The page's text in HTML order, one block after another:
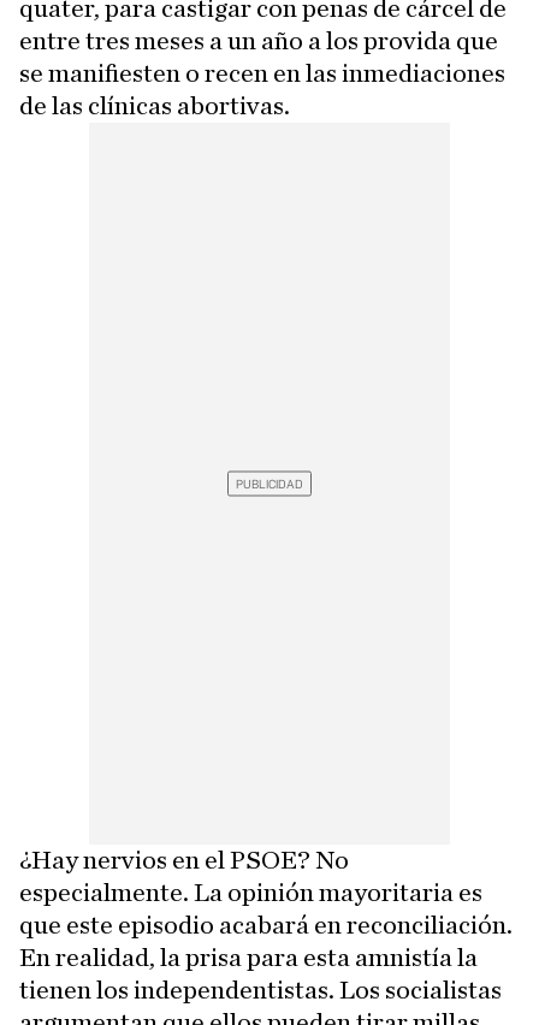
quater, para castigar con penas de cárcel de
entre tres meses a un año a los provida que
se manifiesten o recen en las inmediaciones
de las clínicas abortivas.
¿Hay nervios en el PSOE? No
especialmente. La opinión mayoritaria es
que este episodio acabará en reconciliación.
En realidad, la prisa para esta amnistía la
tienen los independentistas. Los socialistas